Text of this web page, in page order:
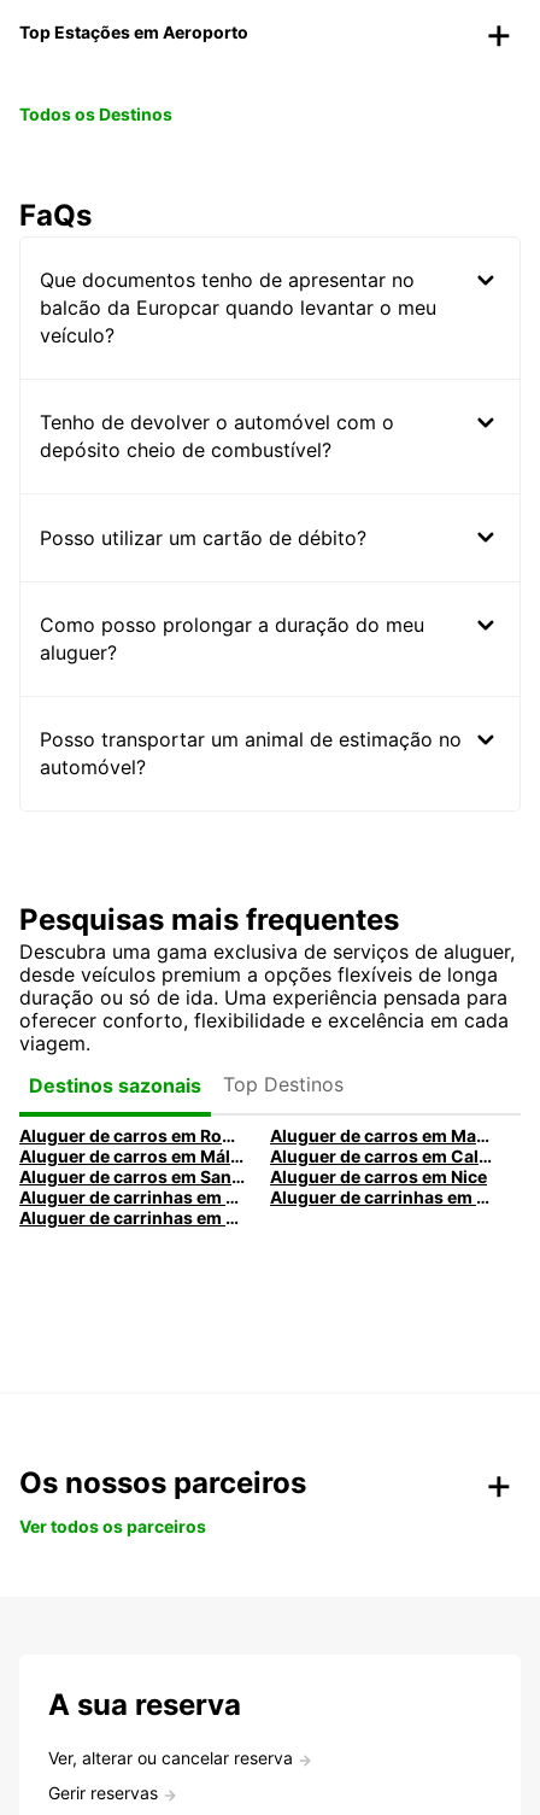
Top Estações em Aeroporto
Todos os Destinos
FaQs
Que documentos tenho de apresentar no
balcão da Europcar quando levantar o meu
veículo?
Tenho de devolver o automóvel com o
depósito cheio de combustível?
Posso utilizar um cartão de débito?
Como posso prolongar a duração do meu
aluguer?
Posso transportar um animal de estimação no
automóvel?
Pesquisas mais frequentes
Descubra uma gama exclusiva de serviços de aluguer,
desde veículos premium a opções flexíveis de longa
duração ou só de ida. Uma experiência pensada para
oferecer conforto, flexibilidade e excelência em cada
viagem.
Destinos sazonais
Top Destinos
Aluguer de carros em Roma
Aluguer de carros em Madrid
Aluguer de carros em Málaga
Aluguer de carros em Caldas da Rainha
Aluguer de carros em Santa Maria da Feira
Aluguer de carros em Nice
Aluguer de carrinhas em Nice
Aluguer de carrinhas em Santa Maria da Feira
Aluguer de carrinhas em Caldas da Rainha
Os nossos parceiros
Ver todos os parceiros
A sua reserva
Ver, alterar ou cancelar reserva
Gerir reservas